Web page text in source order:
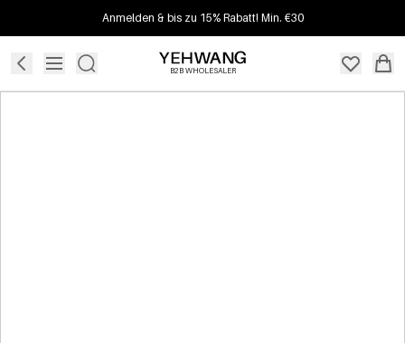
Anmelden & bis zu 15% Rabatt! Min. €30
B2B WHOLESALER